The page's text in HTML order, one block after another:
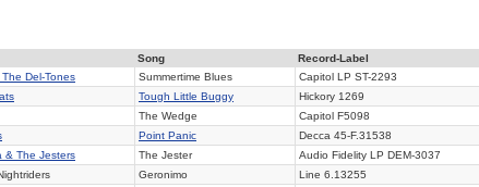
Song Record-Label
Del-Tones Summertime Blues Capitol LP ST-2293
Tough Little Buggy Hickory 1269
The Wedge Capitol F5098
Point Panic Decca 45-F.31538
& The Jesters The Jester Audio Fidelity LP DEM-3037
Geronimo Line 6.13255